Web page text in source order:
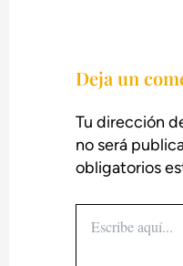
Deja un
Tu dirección
no será
obligatorios
aquí...